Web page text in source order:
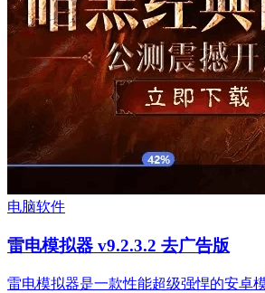
电脑软件
雷电模拟器 v9.2.3.2 去广告版
雷电模拟器是一款性能超级强悍的安卓